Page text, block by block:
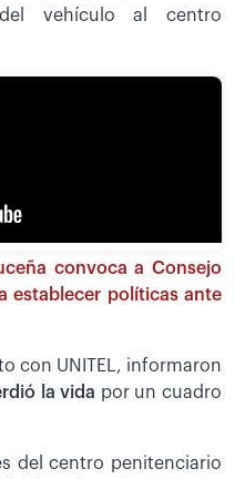
vehículo al centro
convoca a Consejo
establecer políticas ante
con UNITEL, informaron
la vida por un cuadro
del centro penitenciario